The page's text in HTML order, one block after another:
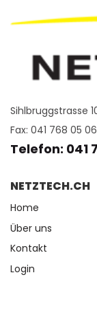
Sihlbruggstrasse
Fax: 041 768 05
Telefon: 041
NETZTECH.CH
Home
Über uns
Kontakt
Login